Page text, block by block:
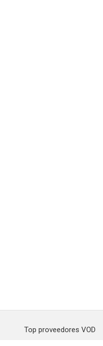
Top proveedores VOD